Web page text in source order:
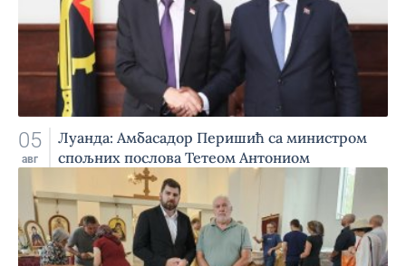
05
авг
Луанда: Амбасадор Перишић са министром
спољних послова Тетеом Антониом